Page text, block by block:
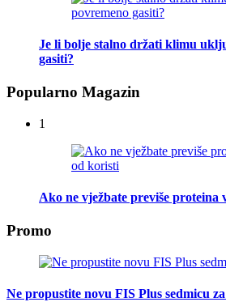
Je li bolje stalno držati klimu
gasiti?
Popularno Magazin
1
Ako ne vježbate previše proteina
Promo
Ne propustite novu FIS Plus sedmicu